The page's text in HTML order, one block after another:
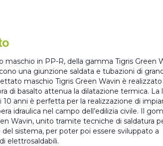
in PP-R, della gamma Tigris Green
una giunzione saldata e tubazioni di
maschio Tigris Green Wavin è
di basalto attenua la dilatazione termica. La
10 anni è perfetta per la realizzazione di
idraulica nel campo dell’edilizia civile. Il
Wavin, unito tramite tecniche di saldatura
sistema, per poter poi essere sviluppato a
elettrosaldabili.